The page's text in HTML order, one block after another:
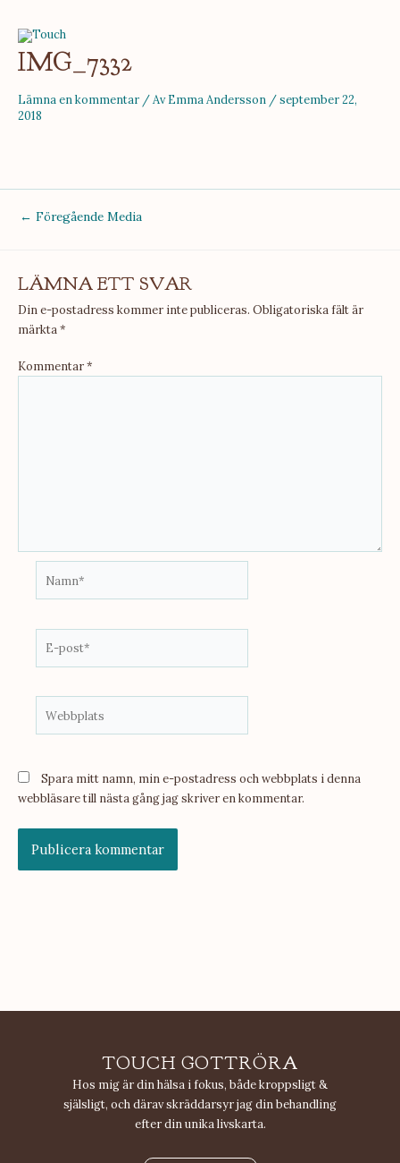
IMG_7332
Lämna en kommentar / Av Emma Andersson /september 22,
2018
Inläggsnavigering
← Föregående Media
LÄMNA ETT SVAR
Din e-postadress kommer inte publiceras. Obligatoriska fält är
märkta *
Kommentar*
post*
Spara mitt namn, min e-postadress och webbplats i denna
webbläsare till nästa gång jag skriver en kommentar.
TOUCH GOTTRÖRA
Hos mig är din hälsa i fokus, både kroppsligt &
själsligt, och därav skräddarsyr jag din behandling
efter din unika livskarta.